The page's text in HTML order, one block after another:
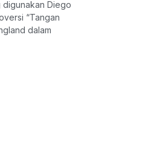
digunakan Diego
“Tangan
dalam